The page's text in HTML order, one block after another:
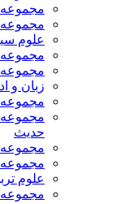
مجموعه
علوم
مجموعه
مجموعه
زبان و
مجموعه
حدیث
علوم
مجموعه